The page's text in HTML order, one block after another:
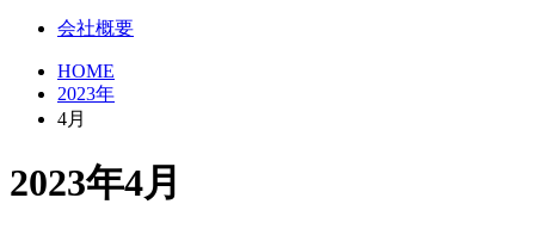
会社概要
HOME
2023年
4月
2023年4月